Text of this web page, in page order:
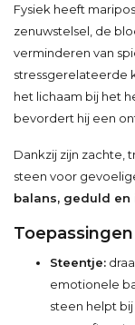
Fysiek heeft
zenuwstelsel, de
verminderen van
stressgerelateerde
het lichaam bij het
bevordert hij een
Dankzij zijn zachte,
steen voor
balans, geduld
Steentje:
emotionele
steen helpt